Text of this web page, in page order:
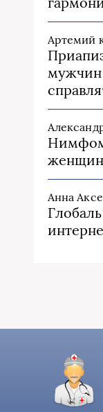
Артемий
мужчин
женщин
Анна